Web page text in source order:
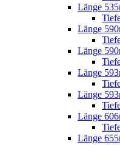
Länge
Länge
Länge
Länge
Länge
Länge
Länge